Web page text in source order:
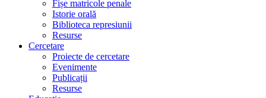
Fișe matricole penale
Istorie orală
Biblioteca represiunii
Resurse
Cercetare
Proiecte de cercetare
Evenimente
Publicații
Resurse